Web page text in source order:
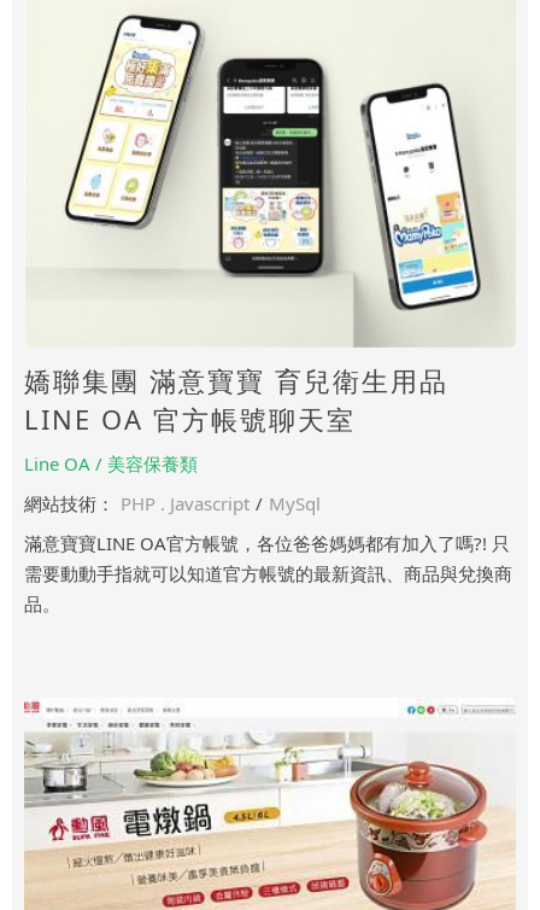
嬌聯集團 滿意寶寶 育兒衛生用品
LINE OA 官方帳號聊天室
Line OA / 美容保養類
網站技術： PHP . Javascript / MySql
滿意寶寶LINE OA官方帳號，各位爸爸媽媽都有加入了嗎?! 只
需要動動手指就可以知道官方帳號的最新資訊、商品與兌換商
品。